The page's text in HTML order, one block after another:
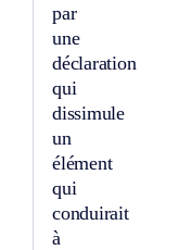
par
une
déclaration
qui
dissimule
un
élément
qui
conduirait
à